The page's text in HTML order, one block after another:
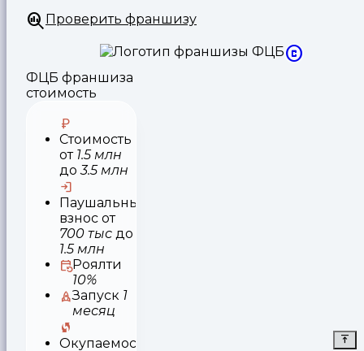
Проверить франшизу
ФЦБ франшиза
стоимость
Стоимость
от 1.5 млн
до3.5 млн
Паушальный
взнос от
700 тыс до
1.5 млн
Роялти
10%
Запуск 1
месяц
Окупаемость